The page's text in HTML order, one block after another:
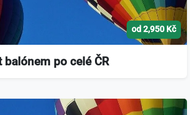
od 2,950 Kč
po celé ČR